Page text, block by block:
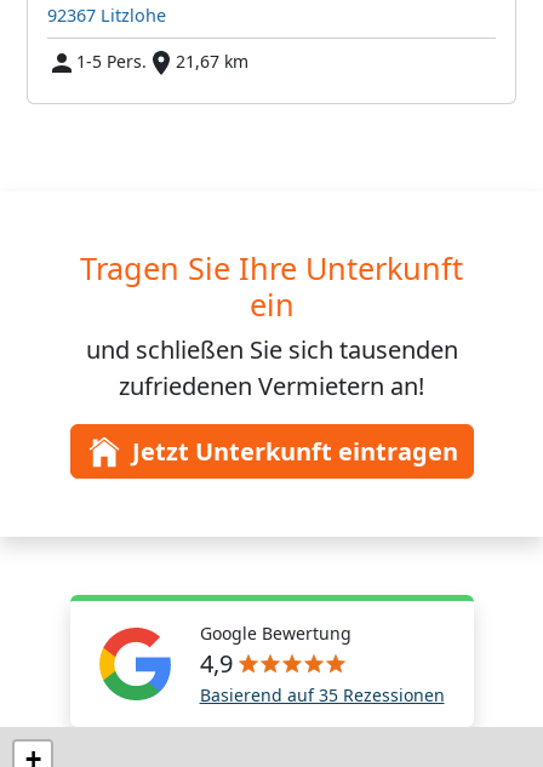
92367 Litzlohe
1-5 Pers.
21,67 km
Tragen Sie Ihre Unterkunft
ein
und schließen Sie sich tausenden
zufriedenen Vermietern an!
Jetzt Unterkunft eintragen
Google Bewertung
4,9
Basierend auf 35 Rezessionen
+